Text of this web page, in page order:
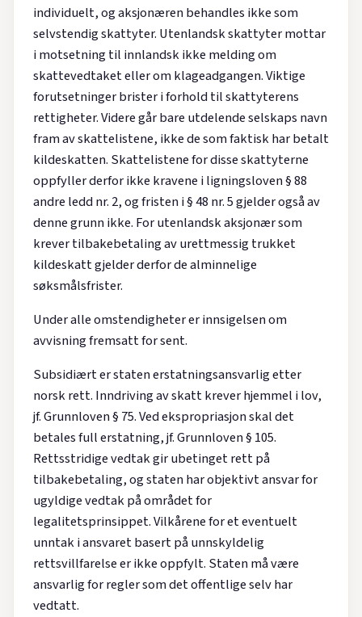
individuelt, og aksjonæren behandles ikke som
selvstendig skattyter. Utenlandsk skattyter mottar
i motsetning til innlandsk ikke melding om
skattevedtaket eller om klageadgangen. Viktige
forutsetninger brister i forhold til skattyterens
rettigheter. Videre går bare utdelende selskaps navn
fram av skattelistene, ikke de som faktisk har betalt
kildeskatten. Skattelistene for disse skattyterne
oppfyller derfor ikke kravene i ligningsloven § 88
andre ledd nr. 2, og fristen i § 48 nr. 5 gjelder også av
denne grunn ikke. For utenlandsk aksjonær som
krever tilbakebetaling av urettmessig trukket
kildeskatt gjelder derfor de alminnelige
søksmålsfrister.
Under alle omstendigheter er innsigelsen om
avvisning fremsatt for sent.
Subsidiært er staten erstatningsansvarlig etter
norsk rett. Inndriving av skatt krever hjemmel i lov,
jf. Grunnloven § 75. Ved ekspropriasjon skal det
betales full erstatning, jf. Grunnloven § 105.
Rettsstridige vedtak gir ubetinget rett på
tilbakebetaling, og staten har objektivt ansvar for
ugyldige vedtak på området for
legalitetsprinsippet. Vilkårene for et eventuelt
unntak i ansvaret basert på unnskyldelig
rettsvillfarelse er ikke oppfylt. Staten må være
ansvarlig for regler som det offentlige selv har
vedtatt.